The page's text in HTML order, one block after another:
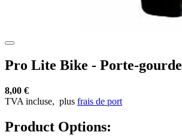
Pro Lite Bike - Porte-gourde
8,00 €
TVA incluse, plus frais de port
Product Options: